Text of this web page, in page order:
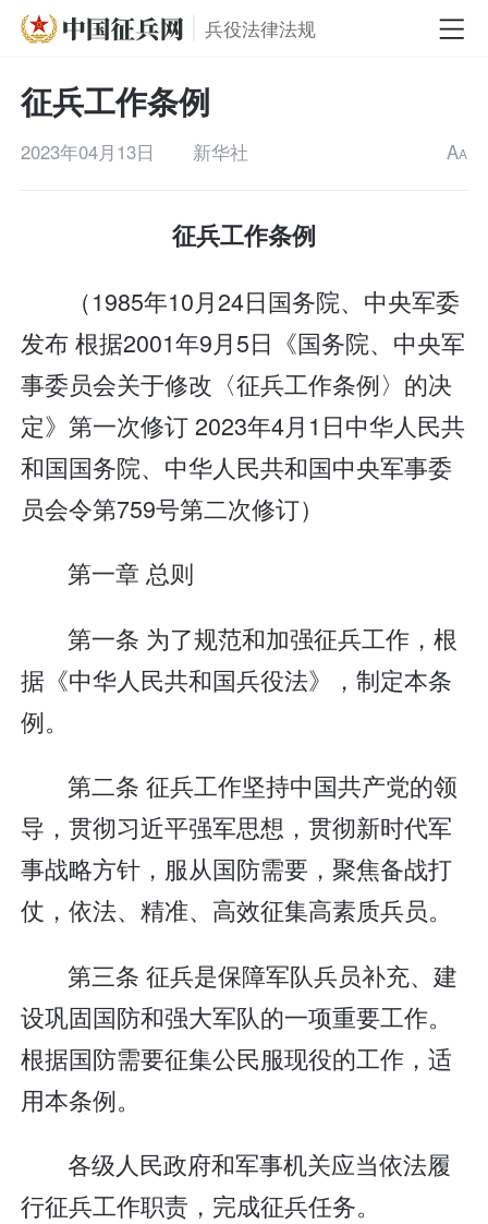
兵役法律法规
征兵工作条例
2023年04月13日 新华社 AA
征兵工作条例
（1985年10月24日国务院、中央军委
发布 根据2001年9月5日《国务院、中央军
事委员会关于修改〈征兵工作条例〉的决
定》第一次修订 2023年4月1日中华人民共
和国国务院、中华人民共和国中央军事委
员会令第759号第二次修订）
第一章 总则
第一条 为了规范和加强征兵工作，根
据《中华人民共和国兵役法》，制定本条
例。
第二条 征兵工作坚持中国共产党的领
导，贯彻习近平强军思想，贯彻新时代军
事战略方针，服从国防需要，聚焦备战打
仗，依法、精准、高效征集高素质兵员。
第三条 征兵是保障军队兵员补充、建
设巩固国防和强大军队的一项重要工作。
根据国防需要征集公民服现役的工作，适
用本条例。
各级人民政府和军事机关应当依法履
行征兵工作职责，完成征兵任务。